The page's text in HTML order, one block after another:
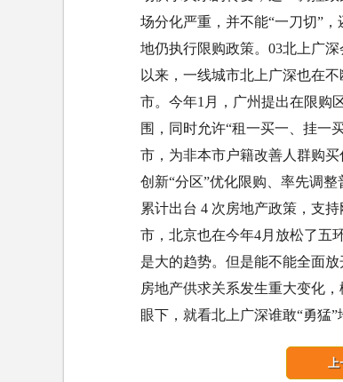
场分化严重，并不能“一刀切”
地仍执行限购政策。03北上广
以来，一线城市北上广深也在
市。今年1月，广州提出在限购
围，同时允许“租一买一、挂一
市，为非本市户籍改善人群购
创新“分区”优化限购、率先调整
累计出台 4 次房地产政策，支
市，北京也在今年4月放松了五
是大的趋势。但是能不能全面
房地产供求关系发生重大变化
眼下，就看北上广深谁敢“勇猛”
上